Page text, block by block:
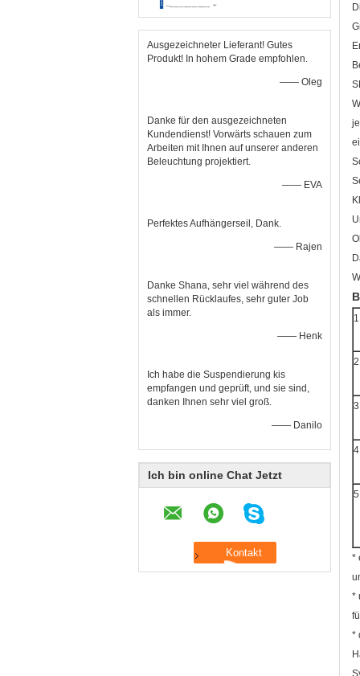
Ausgezeichneter Lieferant! Gutes
Produkt! In hohem Grade empfohlen.
—— Oleg
Danke für den ausgezeichneten
Kundendienst! Vorwärts schauen zum
Arbeiten mit Ihnen auf unserer anderen
Beleuchtung projektiert.
—— EVA
Perfektes Aufhängerseil, Dank.
—— Rajen
Danke Shana, sehr viel während des
schnellen Rücklaufes, sehr guter Job
als immer.
—— Henk
Ich habe die Suspendierung kis
empfangen und geprüft, und sie sind,
danken Ihnen sehr viel groß.
—— Danilo
Ich bin online Chat Jetzt
*
*
*